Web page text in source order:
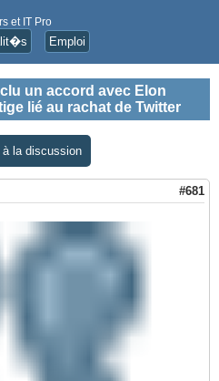
et IT Pro
Emploi
un accord avec Elon
lié au rachat de Twitter
à la discussion
#681